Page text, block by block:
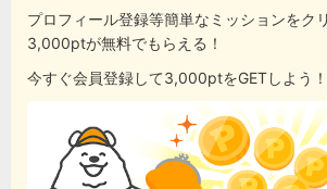
プロフィール登録等簡単なミッションをク
3,000ptが無料でもらえる！
今すぐ会員登録して3,000ptをGETしよう！